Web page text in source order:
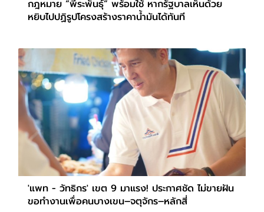
กฎหมาย “พีระพันธุ์” พร้อมใช้ หากรัฐบาลเห็นด้วย
หยิบไปปฏิรูปโครงสร้างราคาน้ำมันได้ทันที
'แพท - วัทธิกร' เขต 9 มาแรง! ประกาศชัด ไม่ขายฝัน
ขอทำงานเพื่อคนบางเขน–จตุจักร–หลักสี่